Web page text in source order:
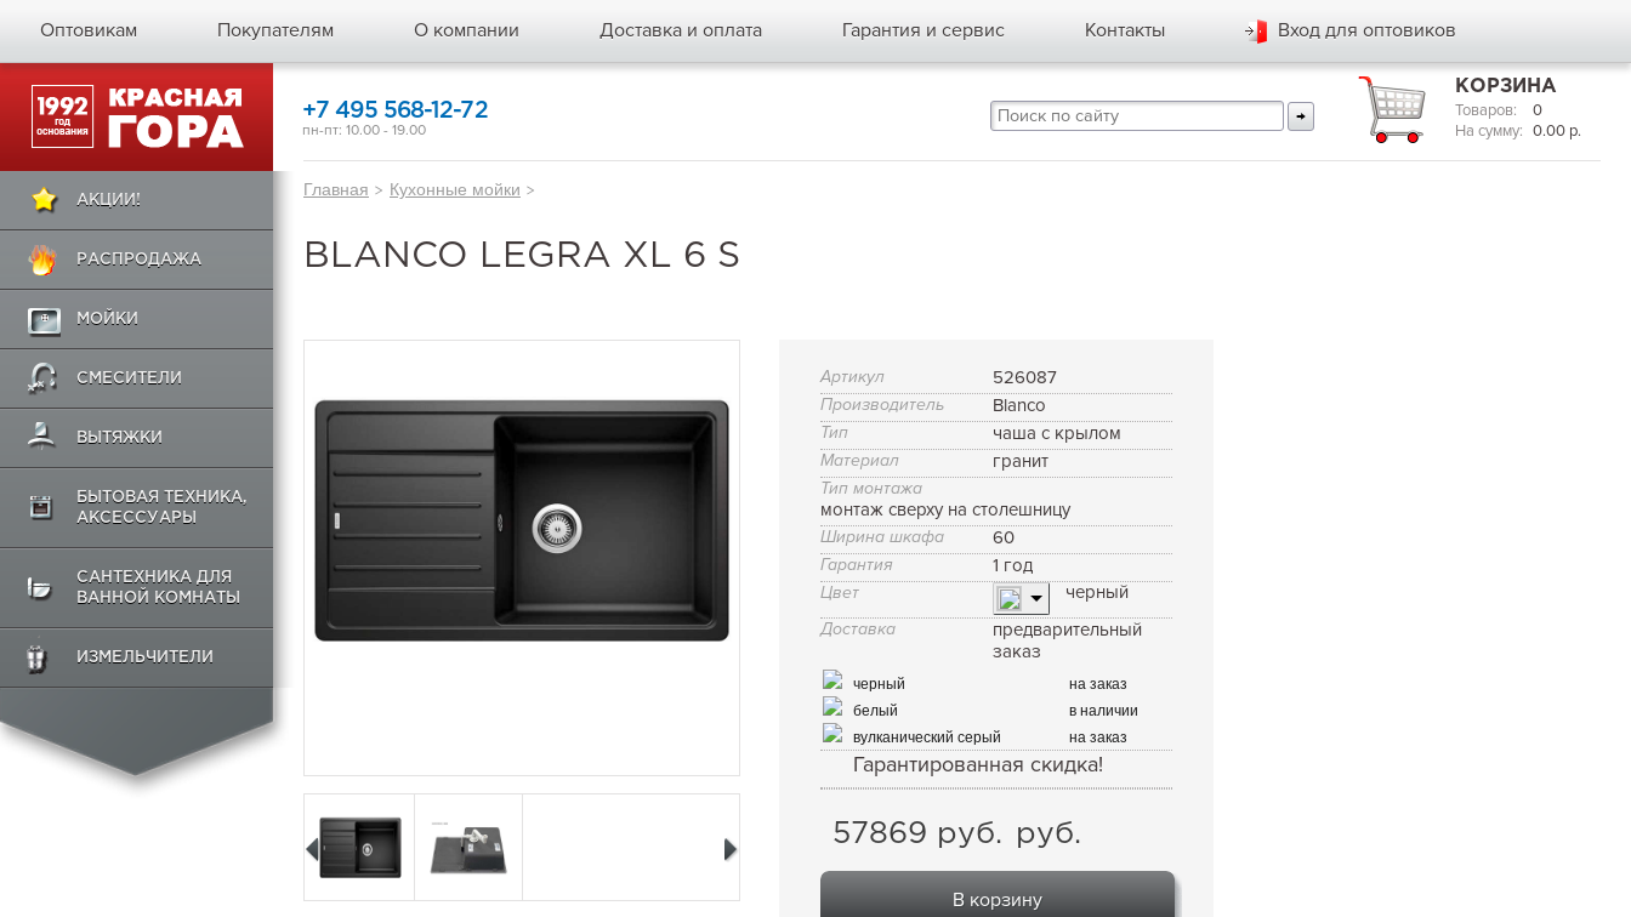
Оптовикам Покупателям О компании Доставка и оплата Гарантия и сервис Контакты Вход для оптовиков
АКЦИИ!
РАСПРОДАЖА
МОЙКИ
СМЕСИТЕЛИ
ВЫТЯЖКИ
БЫТОВАЯ ТЕХНИКА,
АКСЕССУАРЫ
САНТЕХНИКА ДЛЯ
ВАННОЙ КОМНАТЫ
ИЗМЕЛЬЧИТЕЛИ
+7 495 568-12-72
пн-пт: 10.00 - 19.00
КОРЗИНА
Товаров:
0
На сумму: 0.00 р.
Главная > Кухонные мойки >
BLANCO LEGRA XL 6 S
Артикул 526087
Производитель Blanco
Тип чаша с крылом
Материал гранит
Тип монтажа
монтаж сверху на столешницу
Ширина шкафа 60
Гарантия 1 год
Цвет черный
Доставка
предварительный
заказ
черный
на заказ
белый
в наличии
вулканический серый
на заказ
Гарантированная скидка!
57869 руб. руб.
В корзину